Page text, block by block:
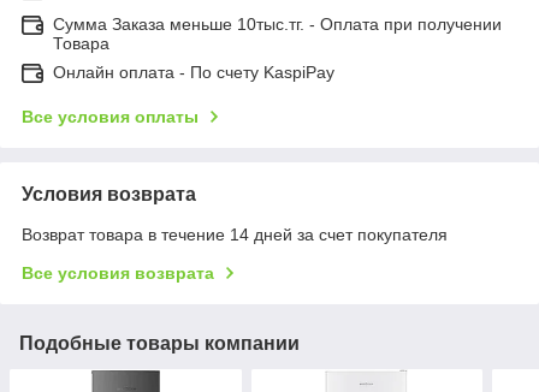
Сумма Заказа меньше 10тыс.тг. - Оплата при получении
Товара
Онлайн оплата - По счету KaspiPay
Все условия оплаты
Условия возврата
Возврат товара в течение 14 дней за счет покупателя
Все условия возврата
Подобные товары компании